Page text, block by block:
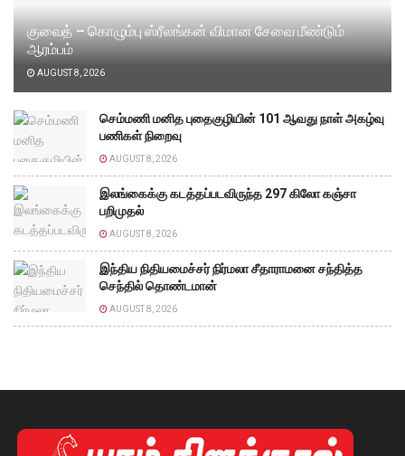
குவைத் – கொழும்பு ஸ்ரீலங்கன் விமான சேவை மீண்டும்
ஆரம்பம்
AUGUST 8, 2026
செம்மணி மனித புதைகுழியின் 101 ஆவது நாள் அகழ்வு
பணிகள் நிறைவு
AUGUST 8, 2026
இலங்கைக்கு கடத்தப்படவிருந்த 297 கிலோ கஞ்சா
பறிமுதல்
AUGUST 8, 2026
இந்திய நிதியமைச்சர் நிர்மலா சீதாராமனை சந்தித்த
செந்தில் தொண்டமான்
AUGUST 8, 2026